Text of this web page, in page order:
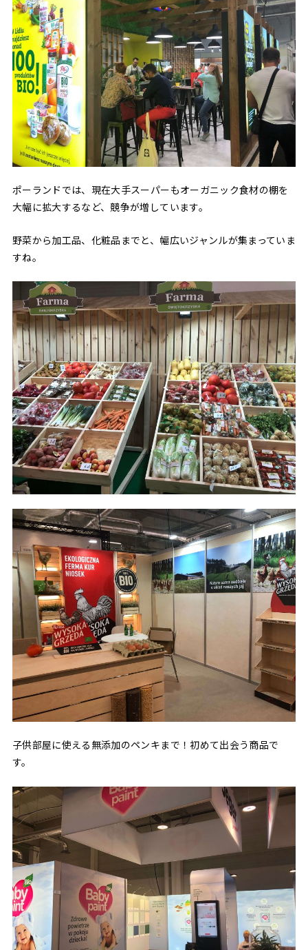
ポーランドでは、現在大手スーパーもオーガニック食材の棚を
大幅に拡大するなど、競争が増しています。
野菜から加工品、化粧品までと、幅広いジャンルが集まっていま
すね。
子供部屋に使える無添加のペンキまで！初めて出会う商品で
す。